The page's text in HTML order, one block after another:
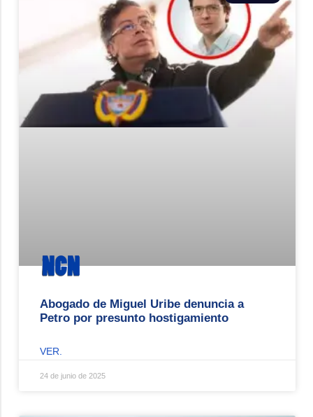
Abogado de Miguel Uribe denuncia a
Petro por presunto hostigamiento
VER.
24 de junio de 2025